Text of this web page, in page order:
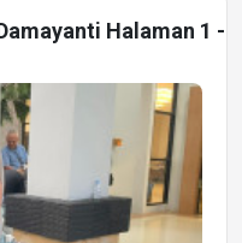
Halaman 1 -